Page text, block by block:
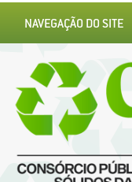
NAVEGAÇÃO DO SITE